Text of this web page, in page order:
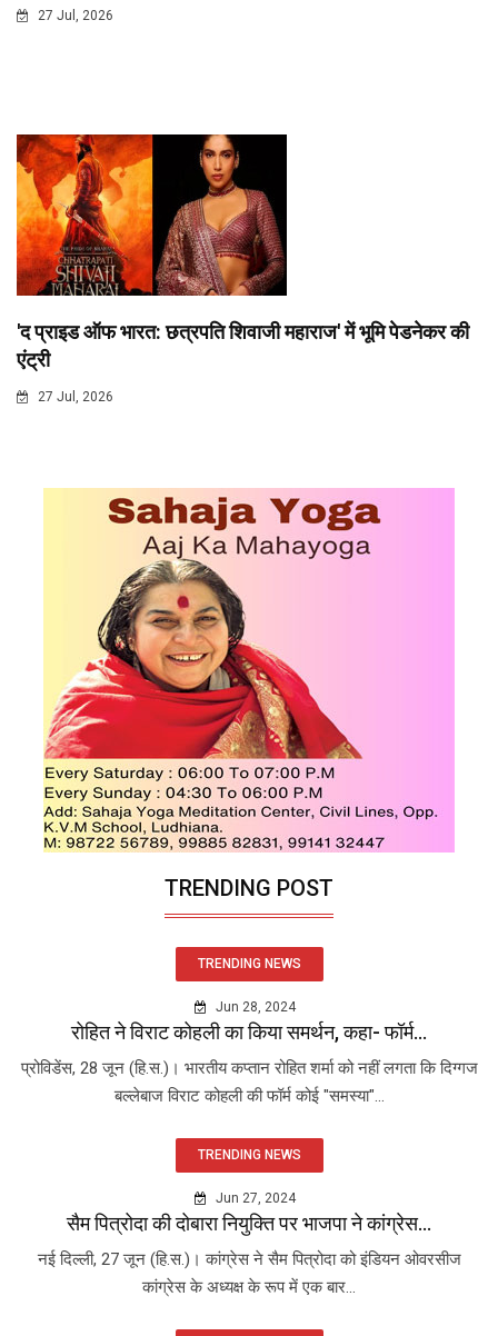
27 Jul, 2026
'द प्राइड ऑफ भारत: छत्रपति शिवाजी महाराज' में भूमि पेडनेकर की
एंट्री
27 Jul, 2026
TRENDING POST
TRENDING NEWS
Jun 28, 2024
रोहित ने विराट कोहली का किया समर्थन, कहा- फॉर्म...
प्रोविडेंस, 28 जून (हि.स.)। भारतीय कप्तान रोहित शर्मा को नहीं लगता कि दिग्गज
बल्लेबाज विराट कोहली की फॉर्म कोई "समस्या"...
TRENDING NEWS
Jun 27, 2024
सैम पित्रोदा की दोबारा नियुक्ति पर भाजपा ने कांग्रेस...
नई दिल्ली, 27 जून (हि.स.)। कांग्रेस ने सैम पित्रोदा को इंडियन ओवरसीज
कांग्रेस के अध्यक्ष के रूप में एक बार...